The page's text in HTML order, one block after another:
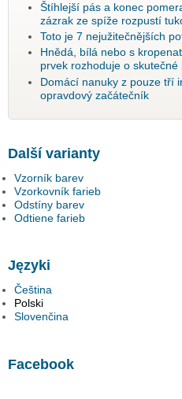
Štíhlejší pás a konec
zázrak ze spíže rozpustí
Toto je 7 nejužitečnějších
Hnědá, bílá nebo s
prvek rozhoduje o skutečné
Domácí nanuky z pouze tří
opravdový začátečník
Další varianty
Vzorník barev
Vzorkovník farieb
Odstíny barev
Odtiene farieb
Języki
Čeština
Polski
Slovenčina
Facebook